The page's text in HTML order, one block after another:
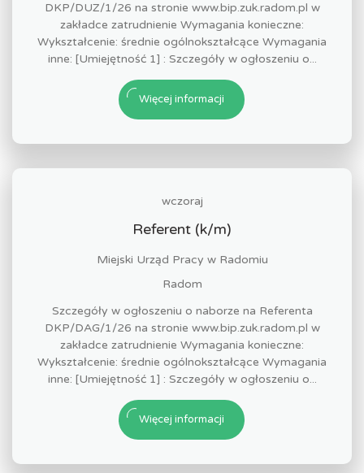
DKP/DUZ/1/26 na stronie www.bip.zuk.radom.pl w
zakładce zatrudnienie Wymagania konieczne:
Wykształcenie: średnie ogólnokształcące Wymagania
inne: [Umiejętność 1] : Szczegóły w ogłoszeniu o...
Więcej informacji
wczoraj
Referent (k/m)
Miejski Urząd Pracy w Radomiu
Radom
Szczegóły w ogłoszeniu o naborze na Referenta
DKP/DAG/1/26 na stronie www.bip.zuk.radom.pl w
zakładce zatrudnienie Wymagania konieczne:
Wykształcenie: średnie ogólnokształcące Wymagania
inne: [Umiejętność 1] : Szczegóły w ogłoszeniu o...
Więcej informacji